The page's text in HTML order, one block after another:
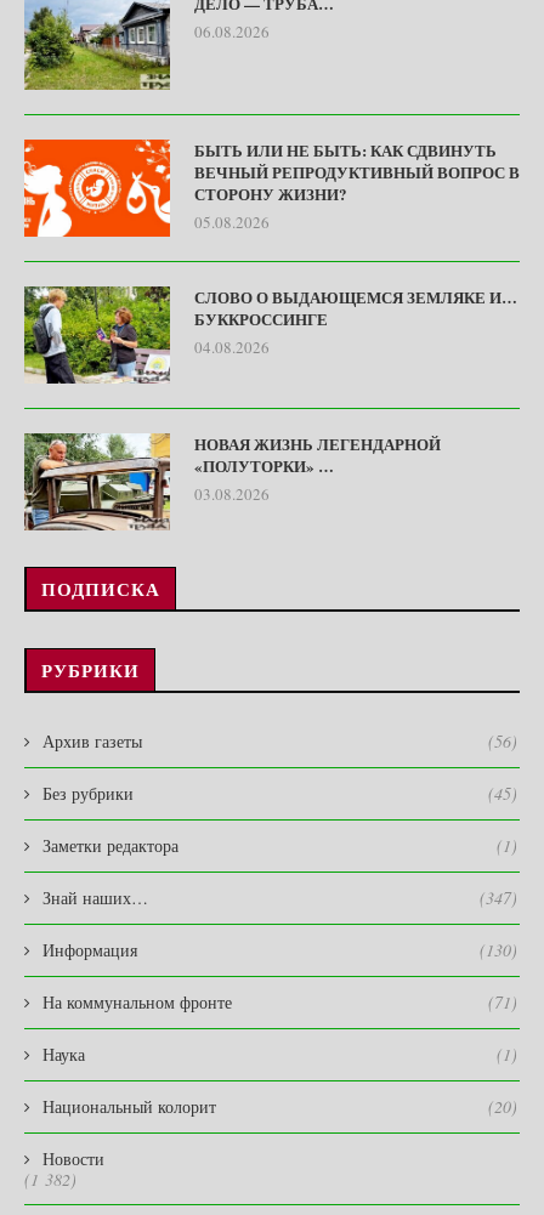
06.08.2026
БЫТЬ ИЛИ НЕ БЫТЬ: КАК СДВИНУТЬ
ВЕЧНЫЙ РЕПРОДУКТИВНЫЙ ВОПРОС В
СТОРОНУ ЖИЗНИ?
05.08.2026
СЛОВО О ВЫДАЮЩЕМСЯ ЗЕМЛЯКЕ И…
БУККРОССИНГЕ
04.08.2026
НОВАЯ ЖИЗНЬ ЛЕГЕНДАРНОЙ
«ПОЛУТОРКИ» …
03.08.2026
ПОДПИСКА
РУБРИКИ
Архив газеты (56)
Без рубрики (45)
Заметки редактора (1)
Знай наших… (347)
Информация (130)
На коммунальном фронте (71)
Наука (1)
Национальный колорит (20)
Новости
(1 382)